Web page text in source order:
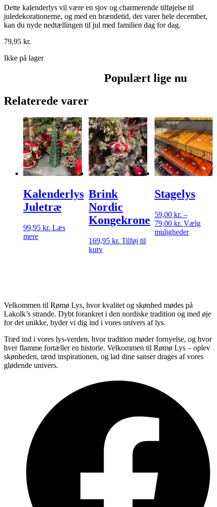
Dette kalenderlys vil være en sjov og charmerende tilføjelse til
juledekorationerne, og med en brændetid, der varer hele december,
kan du nyde nedtællingen til jul med familien dag for dag.
79,95 kr.
Ikke på lager
Populært lige nu
Relaterede varer
Kalenderlys
Juletræ
99,95 kr. Læs
mere
Brink
Nordic
Kongekrone
169,95kr. Tilføj til
kurv
Stagelys
59,00 kr. –
79,00 kr. Prisinterval:
59,00 kr.
Vælg
mulighederDette
på
varesiden
Velkommen til Rømø Lys, hvor kvalitet og skønhed mødes på
Lakolk’s strande. Dybt forankret i den nordiske tradition og med øje
for det unikke, byder vi dig ind i vores univers af lys.
Træd ind i vores lys-verden, hvor tradition møder fornyelse, og hvor
hver flamme fortæller en historie. Velkommen til Rømø Lys – oplev
skønheden, tænd inspirationen, og lad dine sanser drages af vores
glødende univers.